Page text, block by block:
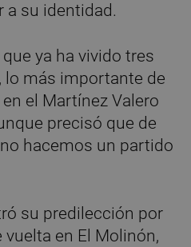
a su identidad.
ya ha vivido tres
lo más importante de
el Martínez Valero
precisó que de
hacemos un partido
su predilección por
en El Molinón,